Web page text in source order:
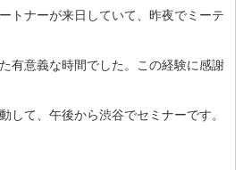
トナーが来日していて、昨夜でミーテ
有意義な時間でした。この経験に感謝
して、午後から渋谷でセミナーです。